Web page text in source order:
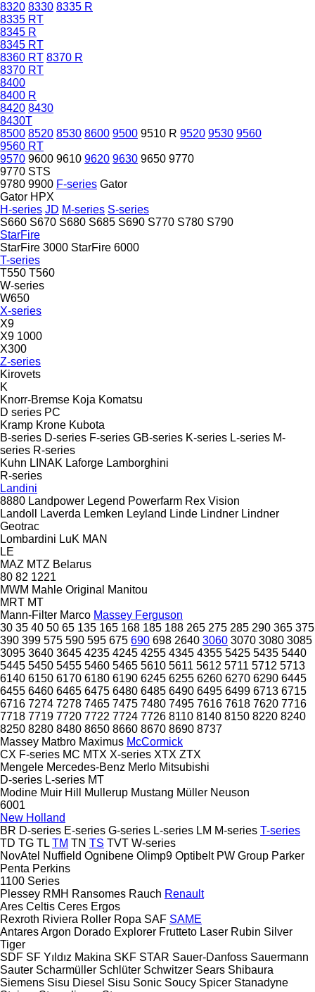
8320 8330 8335 R
8335 RT
8345 R
8345 RT
8360 RT 8370 R
8370 RT
8400
8400 R
8420 8430
8430T
8500 8520 8530 8600 9500 9510 R 9520 9530 9560
9560 RT
9570 9600 9610 9620 9630 9650 9770
9770 STS
9780 9900 F-series Gator
Gator HPX
H-series JD M-series S-series
S660 S670 S680 S685 S690 S770 S780 S790
StarFire
StarFire 3000 StarFire 6000
T-series
T550 T560
W-series
W650
X-series
X9
X9 1000
X300
Z-series
Kirovets
K
Knorr-Bremse Koja Komatsu
D series PC
Kramp Krone Kubota
B-series D-series F-series GB-series K-series L-series M-
series R-series
Kuhn LINAK Laforge Lamborghini
R-series
Landini
8880 Landpower Legend Powerfarm Rex Vision
Landoll
Laverda Lemken Leyland Linde Lindner Lindner
Geotrac
Lombardini LuK MAN
LE
MAZ MTZ Belarus
80 82 1221
MWM Mahle Original
Manitou
MRT MT
Mann-Filter Marco Massey Ferguson
30 35 40 50 65 135 165 168 185 188 265 275 285 290 365 375
390 399 575 590 595 675 690 698 2640 3060 3070 3080 3085
3095 3640 3645 4235 4245 4255 4345 4355 5425 5435 5440
5445 5450 5455 5460 5465 5610 5611 5612 5711 5712 5713
6140 6150 6170 6180 6190 6245 6255 6260 6270 6290 6445
6455 6460 6465 6475 6480 6485 6490 6495 6499 6713 6715
6716 7274 7278 7465 7475 7480 7495 7616 7618 7620 7716
7718 7719 7720 7722 7724 7726 8110 8140 8150 8220 8240
8250 8280 8480 8650 8660 8670 8690 8737
Massey Matbro Maximus McCormick
CX F-series MC MTX X-series XTX ZTX
Mengele Mercedes-Benz Merlo Mitsubishi
D-series L-series MT
Modine Muir Hill Mullerup Mustang Müller Neuson
6001
New Holland
BR D-series E-series G-series L-series LM M-series T-series
TD TG TL TM TN TS TVT W-series
NovAtel Nuffield Ognibene Olimp9 Optibelt PW Group Parker
Penta Perkins
1100 Series
Plessey RMH Ransomes Rauch Renault
Ares Celtis Ceres Ergos
Rexroth Riviera Roller Ropa SAF SAME
AntaresArgon Dorado Explorer Frutteto Laser Rubin Silver
Tiger
SDF SF Yıldız Makina SKF STAR Sauer-Danfoss Sauermann
Sauter Scharmüller Schlüter Schwitzer Sears Shibaura
Siemens Sisu Diesel Sisu Sonic Soucy Spicer Stanadyne